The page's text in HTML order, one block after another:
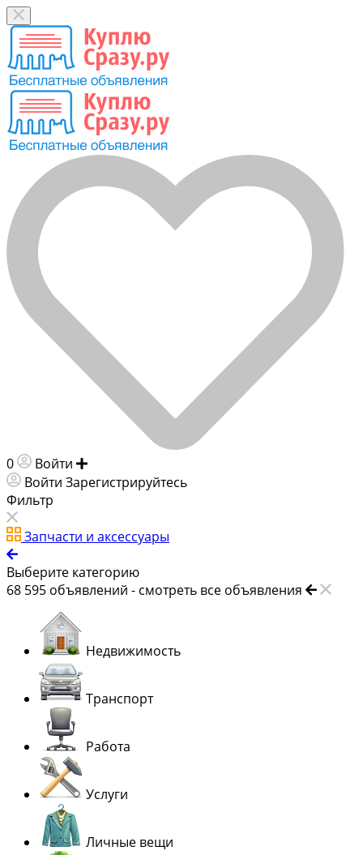
0 Войти
Войти Зарегистрируйтесь
Фильтр
Запчасти и аксессуары
Выберите категорию
68 595 объявлений - смотреть все объявления
Недвижимость
Транспорт
Работа
Услуги
Личные вещи